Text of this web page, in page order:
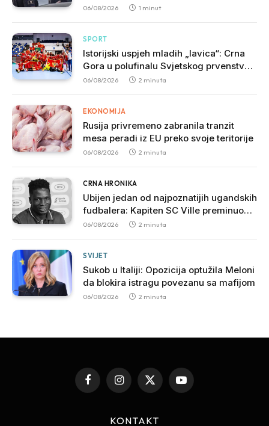
za izvršenje terorističkih djela
06/08/2026 1 minut
SPORT
Istorijski uspjeh mladih „lavica“: Crna
Gora u polufinalu Svjetskog prvenstva
nakon pobjede nad Slovačkom
06/08/2026 2 minuta
EKONOMIJA
Rusija privremeno zabranila tranzit
mesa peradi iz EU preko svoje teritorije
06/08/2026 2 minuta
CRNA HRONIKA
Ubijen jedan od najpoznatijih ugandskih
fudbalera: Kapiten SC Ville preminuo
nakon brutalnog napada
06/08/2026 2 minuta
SVIJET
Sukob u Italiji: Opozicija optužila Meloni
da blokira istragu povezanu sa mafijom
06/08/2026 2 minuta
FacebookInstagram
X
(Twitter)
YouTube
KONTAKT